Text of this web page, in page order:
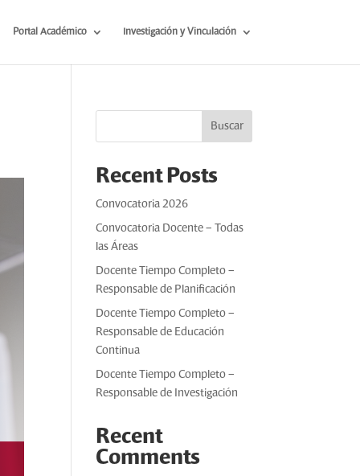
Portal Académico Investigación y Vinculación
Buscar
Recent Posts
Convocatoria 2026
Convocatoria Docente – Todas
las Áreas
Docente Tiempo Completo –
Responsable de Planificación
Docente Tiempo Completo –
Responsable de Educación
Continua
Docente Tiempo Completo –
Responsable de Investigación
Recent
Comments